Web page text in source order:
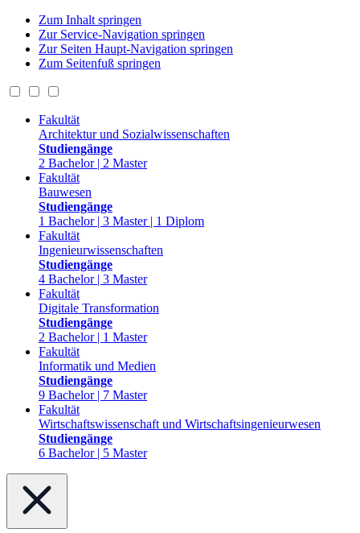
Zum Inhalt springen
Zur Service-Navigation springen
Zur Seiten Haupt-Navigation springen
Zum Seitenfuß springen
Fakultät
Architektur und Sozialwissenschaften
Studiengänge
2 Bachelor | 2 Master
Fakultät
Bauwesen
Studiengänge
1 Bachelor | 3 Master | 1 Diplom
Fakultät
Ingenieurwissenschaften
Studiengänge
4 Bachelor | 3 Master
Fakultät
Digitale Transformation
Studiengänge
2 Bachelor | 1 Master
Fakultät
Informatik und Medien
Studiengänge
9 Bachelor | 7 Master
Fakultät
Wirtschaftswissenschaft und Wirtschaftsingenieurwesen
Studiengänge
6 Bachelor | 5 Master